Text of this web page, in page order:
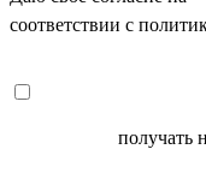
соответствии с
получать